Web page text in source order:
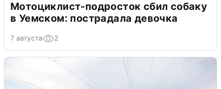
Мотоциклист-подросток сбил собаку
в Уемском: пострадала девочка
7 августа 2